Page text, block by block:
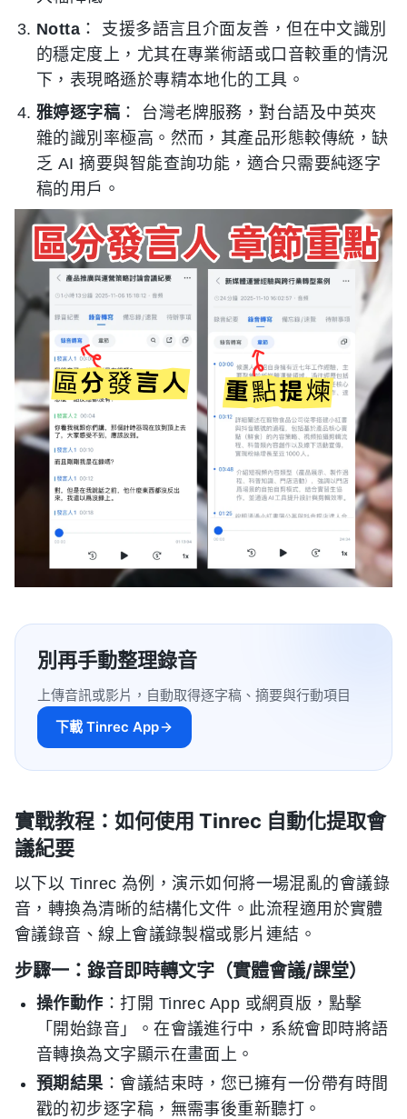
Notta ： 支援多語言且介面友善，但在中文識別
的穩定度上，尤其在專業術語或口音較重的情況
下，表現略遜於專精本地化的工具。
雅婷逐字稿 ： 台灣老牌服務，對台語及中英夾
雜的識別率極高。然而，其產品形態較傳統，缺
乏 AI 摘要與智能查詢功能，適合只需要純逐字
稿的用戶。
別再手動整理錄音
上傳音訊或影片，自動取得逐字稿、摘要與行動項目
下載 Tinrec App
實戰教程：如何使用 Tinrec 自動化提取會
議紀要
以下以 Tinrec 為例，演示如何將一場混亂的會議錄
音，轉換為清晰的結構化文件。此流程適用於實體
會議錄音、線上會議錄製檔或影片連結。
步驟一：錄音即時轉文字（實體會議/課堂）
操作動作 ：打開 Tinrec App 或網頁版，點擊
「開始錄音」。在會議進行中，系統會即時將語
音轉換為文字顯示在畫面上。
預期結果：會議結束時，您已擁有一份帶有時間
戳的初步逐字稿，無需事後重新聽打。